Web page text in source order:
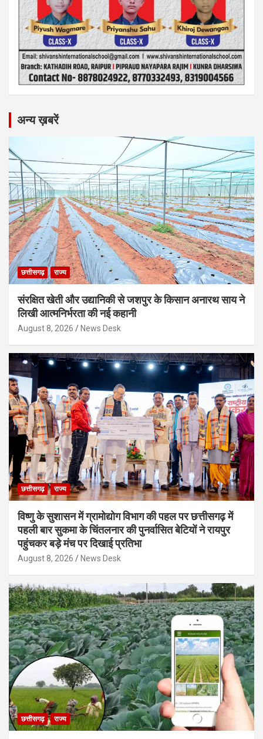
अन्य ख़बरें
छत्तीसगढ़ राज्य
संरक्षित खेती और उद्यानिकी से जशपुर के किसान अनारथ साय ने
लिखी आत्मनिर्भरता की नई कहानी
August 8, 2026 News Desk
छत्तीसगढ़ राज्य
विष्णु के सुशासन में ग्रामोद्योग विभाग की पहल पर छत्तीसगढ़ में
पहली बार सुकमा के चिंतलनार की पुनर्वासित बेटियों ने रायपुर
पहुंचकर बड़े मंच पर दिखाई प्रतिभा
August 8, 2026 News Desk
छत्तीसगढ़ राज्य